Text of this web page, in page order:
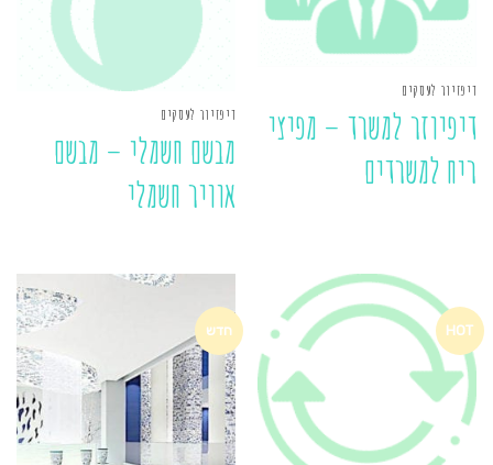
דיפזיור לעסקים
דיפיוזר למשרד – מפיצי
ריח למשרדים
דיפזיור לעסקים
מבשם חשמלי – מבשם
אוויר חשמלי
HOT חדש